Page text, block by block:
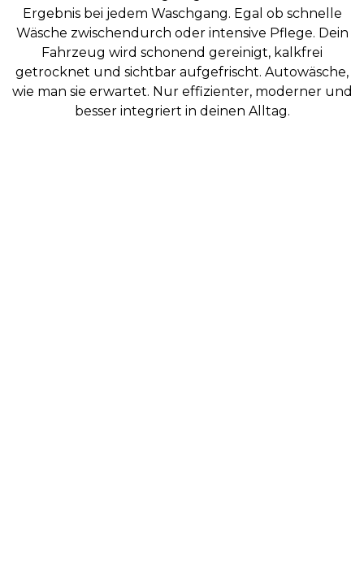
Ergebnis bei jedem Waschgang. Egal ob schnelle
Wäsche zwischendurch oder intensive Pflege. Dein
Fahrzeug wird schonend gereinigt, kalkfrei
getrocknet und sichtbar aufgefrischt. Autowäsche,
wie man sie erwartet. Nur effizienter, moderner und
besser integriert in deinen Alltag.